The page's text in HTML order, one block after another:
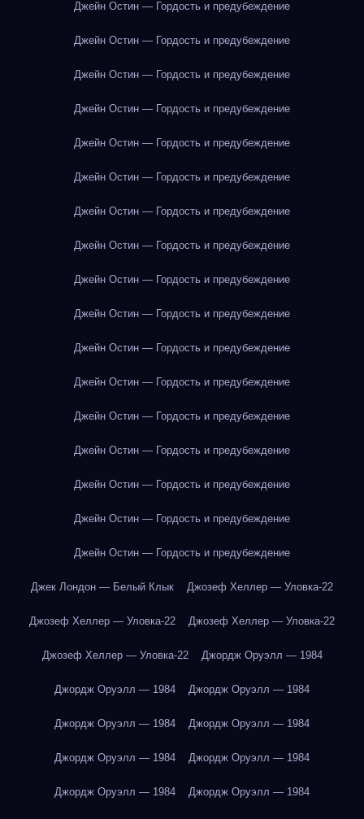
Джейн Остин — Гордость и предубеждение
Джейн Остин — Гордость и предубеждение
Джейн Остин — Гордость и предубеждение
Джейн Остин — Гордость и предубеждение
Джейн Остин — Гордость и предубеждение
Джейн Остин — Гордость и предубеждение
Джейн Остин — Гордость и предубеждение
Джейн Остин — Гордость и предубеждение
Джейн Остин — Гордость и предубеждение
Джейн Остин — Гордость и предубеждение
Джейн Остин — Гордость и предубеждение
Джейн Остин — Гордость и предубеждение
Джейн Остин — Гордость и предубеждение
Джейн Остин — Гордость и предубеждение
Джейн Остин — Гордость и предубеждение
Джейн Остин — Гордость и предубеждение
Джейн Остин — Гордость и предубеждение
Джек Лондон — Белый Клык Джозеф Хеллер — Уловка-22
Джозеф Хеллер — Уловка-22 Джозеф Хеллер — Уловка-22
Джозеф Хеллер — Уловка-22 Джордж Оруэлл — 1984
Джордж Оруэлл — 1984 Джордж Оруэлл — 1984
Джордж Оруэлл — 1984 Джордж Оруэлл — 1984
Джордж Оруэлл — 1984 Джордж Оруэлл — 1984
Джордж Оруэлл — 1984 Джордж Оруэлл — 1984